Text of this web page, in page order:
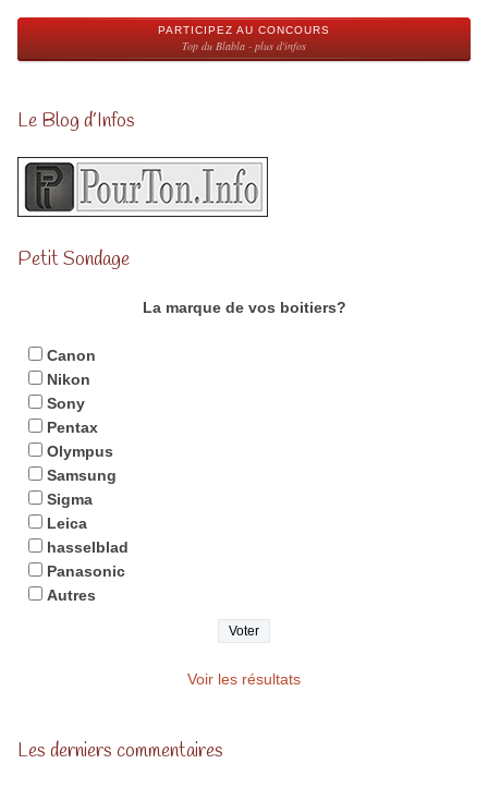
PARTICIPEZ AU CONCOURS
Top du Blabla - plus d'infos
Le Blog d’Infos
Petit Sondage
La marque de vos boitiers?
Canon
Nikon
Sony
Pentax
Olympus
Samsung
Sigma
Leica
hasselblad
Panasonic
Autres
Voir les résultats
Les derniers commentaires